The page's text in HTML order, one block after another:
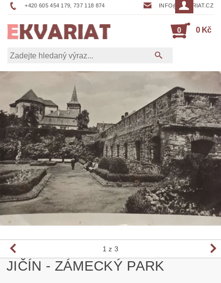
+420 605 454 179, 737 118 874 INFO@EKVARIAT.CZ
0 0 Kč
1 z 3
JIČÍN - ZÁMECKÝ PARK